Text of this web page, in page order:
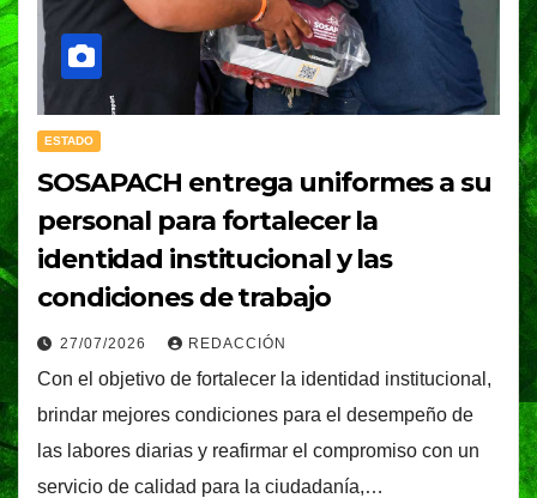
ESTADO
SOSAPACH entrega uniformes a su
personal para fortalecer la
identidad institucional y las
condiciones de trabajo
27/07/2026 REDACCIÓN
Con el objetivo de fortalecer la identidad institucional,
brindar mejores condiciones para el desempeño de
las labores diarias y reafirmar el compromiso con un
servicio de calidad para la ciudadanía,…